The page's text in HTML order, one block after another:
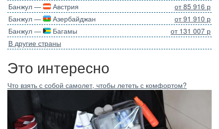
Банжул —
Австрия
от 85 916 р
Банжул —
Азербайджан
от 91 910 р
Банжул —
Багамы
от 131 007 р
В другие страны
Это интересно
Что взять с собой самолет, чтобы лететь с комфортом?